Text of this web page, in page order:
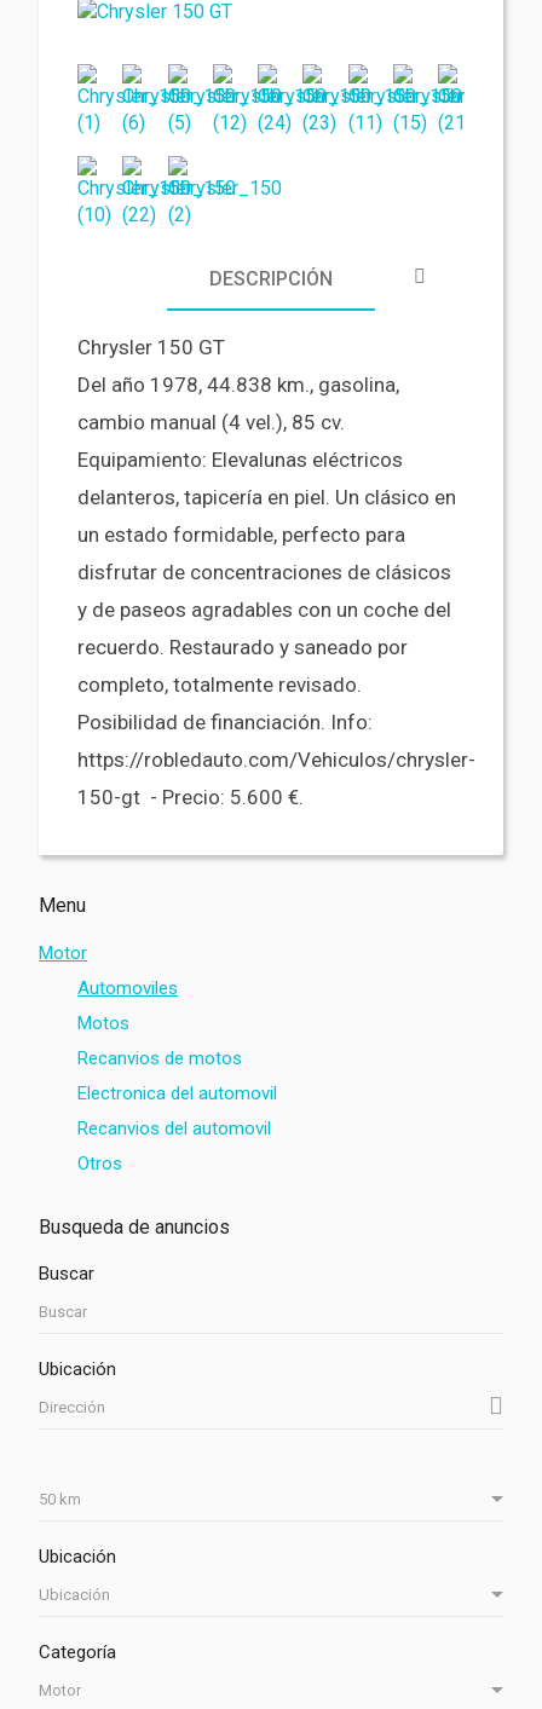
DESCRIPCIÓN
Chrysler 150 GT
Del año 1978, 44.838 km., gasolina,
cambio manual (4 vel.), 85 cv.
Equipamiento: Elevalunas eléctricos
delanteros, tapicería en piel. Un clásico en
un estado formidable, perfecto para
disfrutar de concentraciones de clásicos
y de paseos agradables con un coche del
recuerdo. Restaurado y saneado por
completo, totalmente revisado.
Posibilidad de financiación. Info:
https://robledauto.com/Vehiculos/chrysler-
150-gt - Precio: 5.600 €.
Menu
Motor
Automoviles
Motos
Recanvios de motos
Electronica del automovil
Recanvios del automovil
Otros
Busqueda de anuncios
Buscar
Ubicación
Ubicación
Categoría